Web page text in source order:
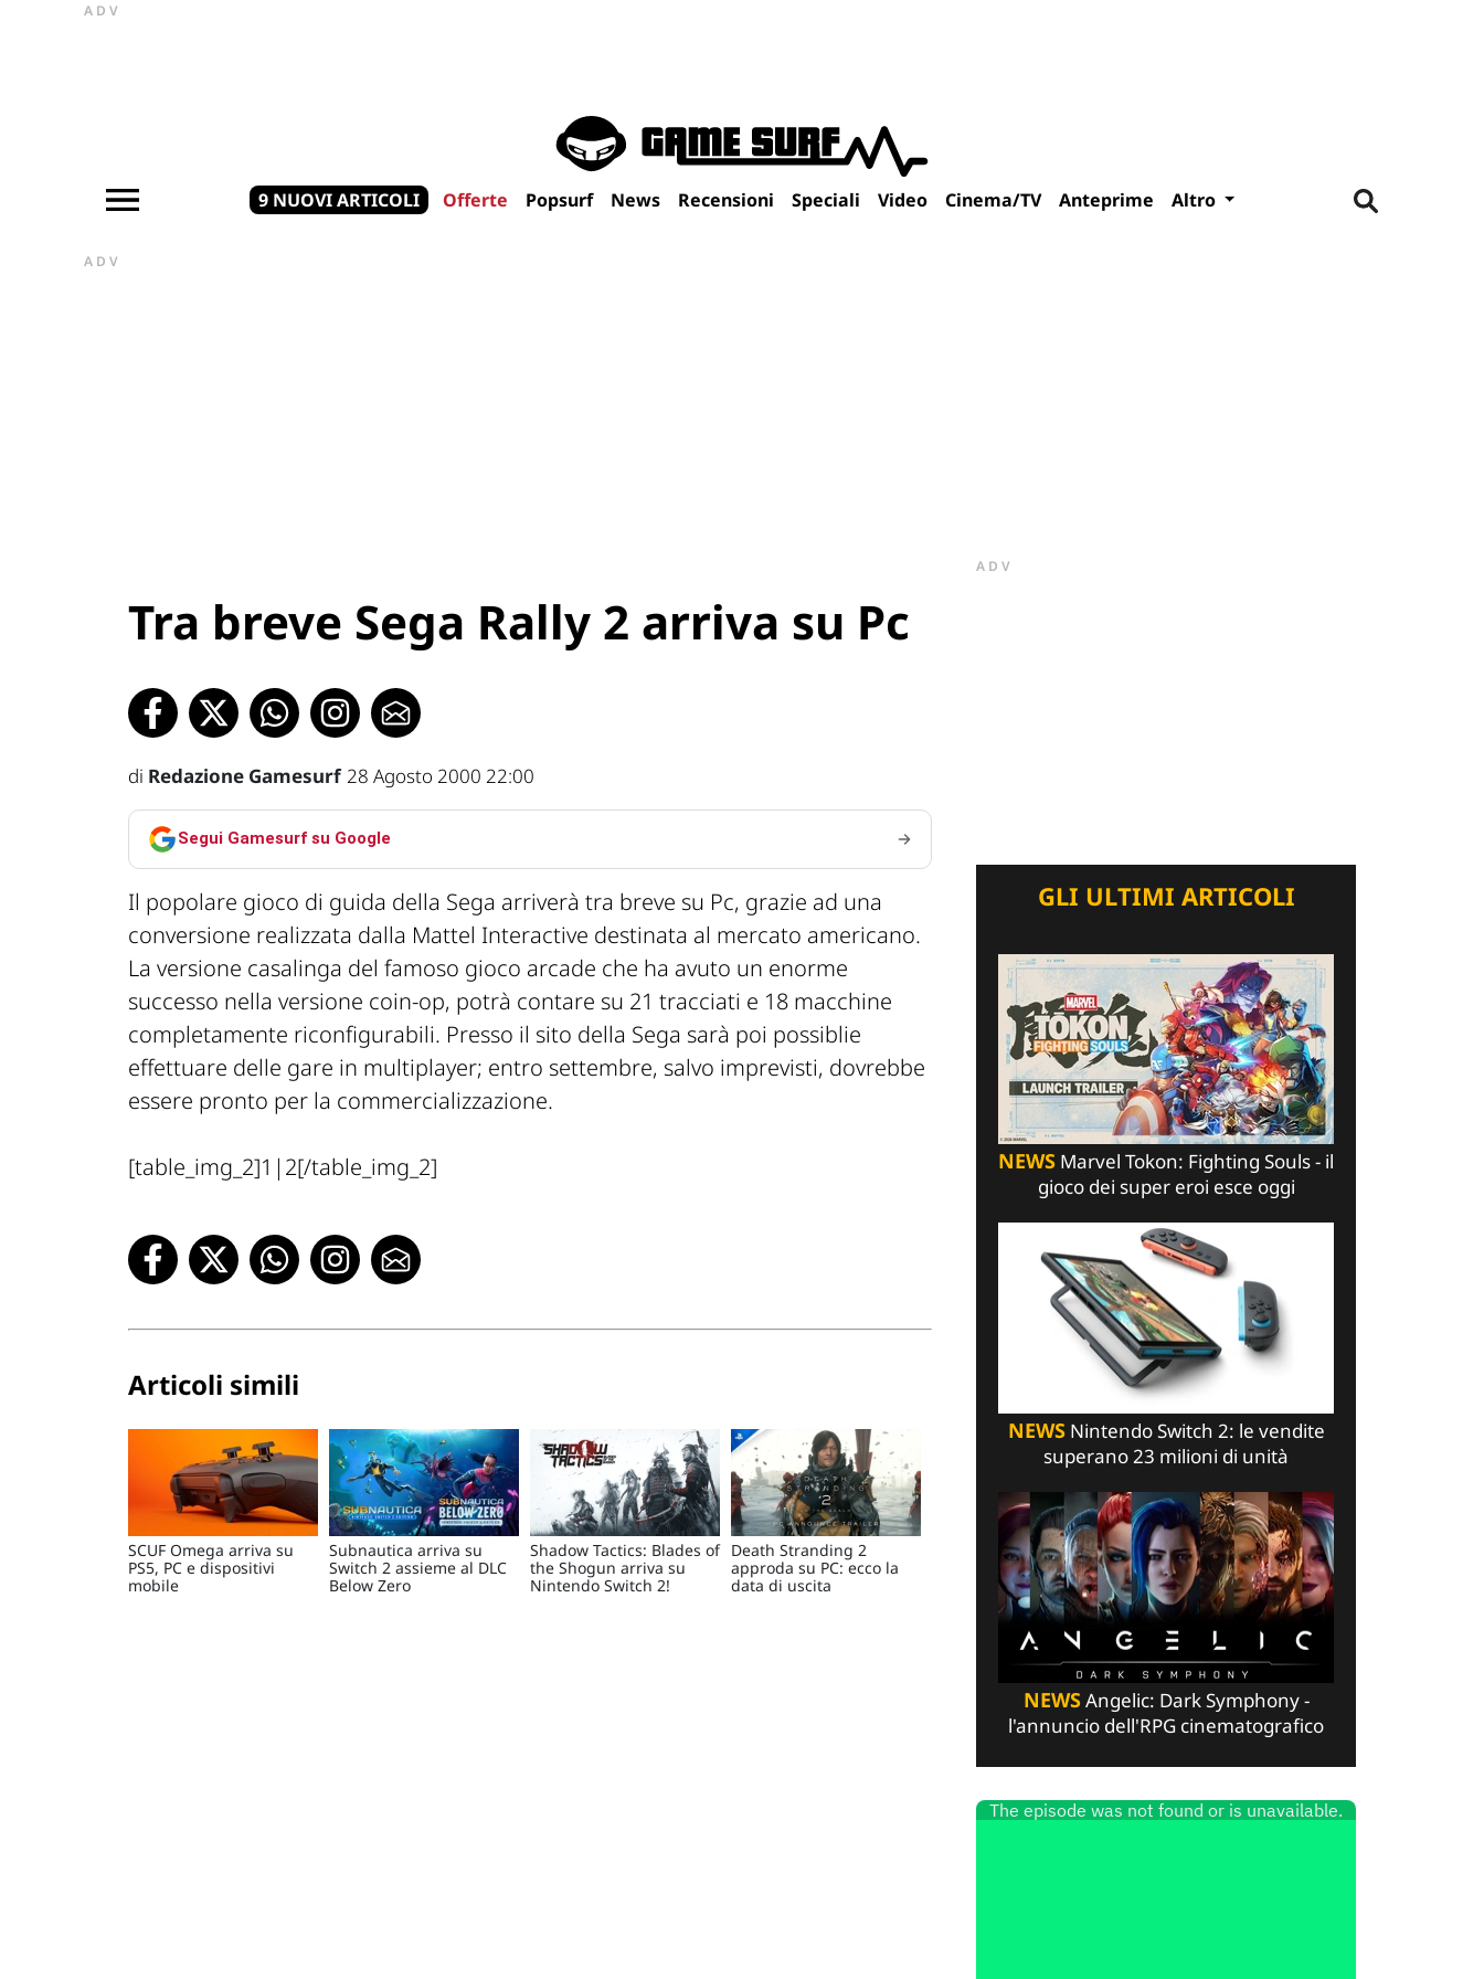
ADV
9 NUOVI ARTICOLI Offerte Popsurf News Recensioni Speciali Video Cinema/TV Anteprime Altro
ADV
Tra breve Sega Rally 2 arriva su Pc
di Redazione Gamesurf 28 Agosto 2000 22:00
Segui Gamesurf su Google
Il popolare gioco di guida della Sega arriverà tra breve su Pc, grazie ad una
conversione realizzata dalla Mattel Interactive destinata al mercato americano.
La versione casalinga del famoso gioco arcade che ha avuto un enorme
successo nella versione coin-op, potrà contare su 21 tracciati e 18 macchine
completamente riconfigurabili. Presso il sito della Sega sarà poi possiblie
effettuare delle gare in multiplayer; entro settembre, salvo imprevisti, dovrebbe
essere pronto per la commercializzazione.
[table_img_2]1|2[/table_img_2]
Articoli simili
SCUF Omega arriva su
PS5, PC e dispositivi
mobile
Subnautica arriva su
Switch 2 assieme al DLC
Below Zero
Shadow Tactics: Blades of
the Shogun arriva su
Nintendo Switch 2!
Death Stranding 2
approda su PC: ecco la
data di uscita
ADV
GLI ULTIMI ARTICOLI
NEWS Marvel Tokon: Fighting Souls - il
gioco dei super eroi esce oggi
NEWSNintendo Switch 2: le vendite
superano 23 milioni di unità
NEWSAngelic: Dark Symphony -
l'annuncio dell'RPG cinematografico